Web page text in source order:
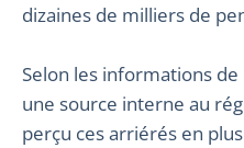
dizaines de milliers de
Selon les informations de
une source interne au
perçu ces arriérés en